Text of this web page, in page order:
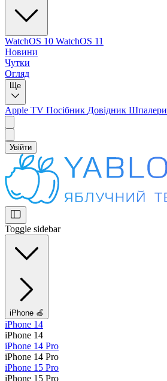
WatchOS 10 WatchOS 11
Новини
Чутки
Огляд
Ще
Apple TV Посібник Довідник Шпалери
Увійти
Toggle sidebar
iPhone 🍏
iPhone 14
iPhone 14
iPhone 14 Pro
iPhone 14 Pro
iPhone 15 Pro
iPhone 15 Pro